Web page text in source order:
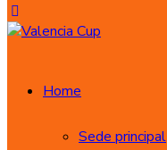
Home
Sede principal